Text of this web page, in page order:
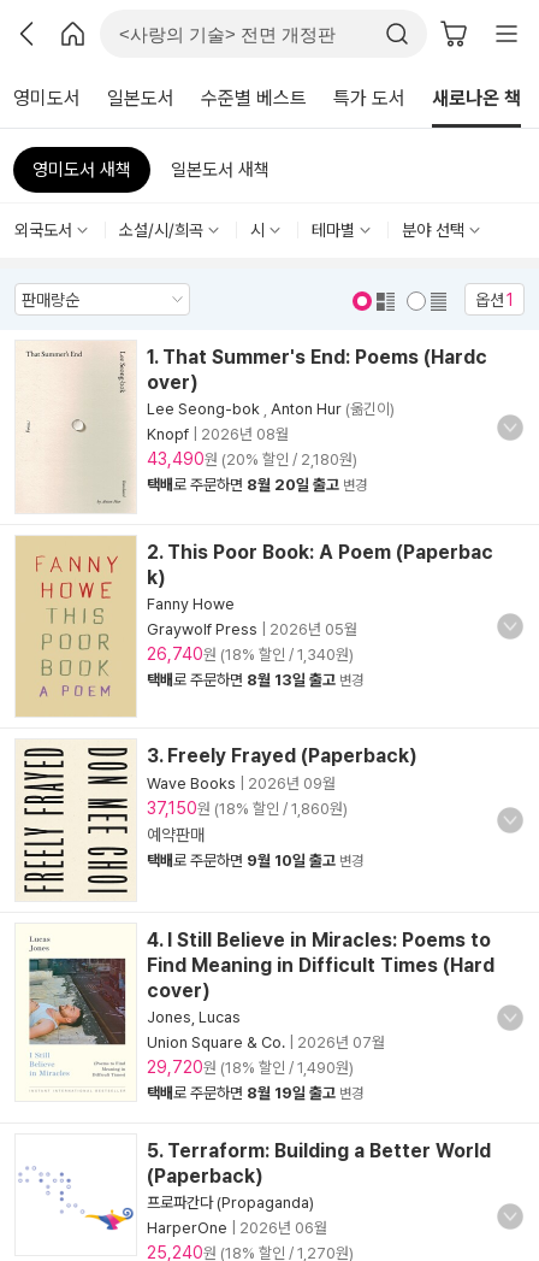
영미도서 일본도서 수준별 베스트 특가 도서 새로나온 책
영미도서 새책 일본도서 새책
외국도서 소설/시/희곡 시 테마별 분야 선택
옵션1
1. That Summer's End: Poems (Hardc
over)
Lee Seong-bok Anton Hur (옮긴이)
Knopf
2026년 08월
43,490원 (20% 할인 / 2,180원)
택배로 주문하면 8월 20일 출고 변경
2. This Poor Book: A Poem (Paperbac
k)
Fanny Howe
Graywolf Press
2026년 05월
26,740원 (18% 할인 / 1,340원)
택배로 주문하면 8월 13일 출고 변경
3. Freely Frayed (Paperback)
Wave Books 2026년 09월
37,150원 (18% 할인 / 1,860원)
예약판매
택배로 주문하면 9월 10일 출고 변경
4. I Still Believe in Miracles: Poems to
Find Meaning in Difficult Times (Hard
cover)
Jones, Lucas
Union Square & Co.
2026년 07월
29,720원 (18% 할인 / 1,490원)
택배로 주문하면 8월 19일 출고 변경
5. Terraform: Building a Better World
(Paperback)
프로파간다 (Propaganda)
HarperOne
2026년 06월
25,240원 (18% 할인 / 1,270원)